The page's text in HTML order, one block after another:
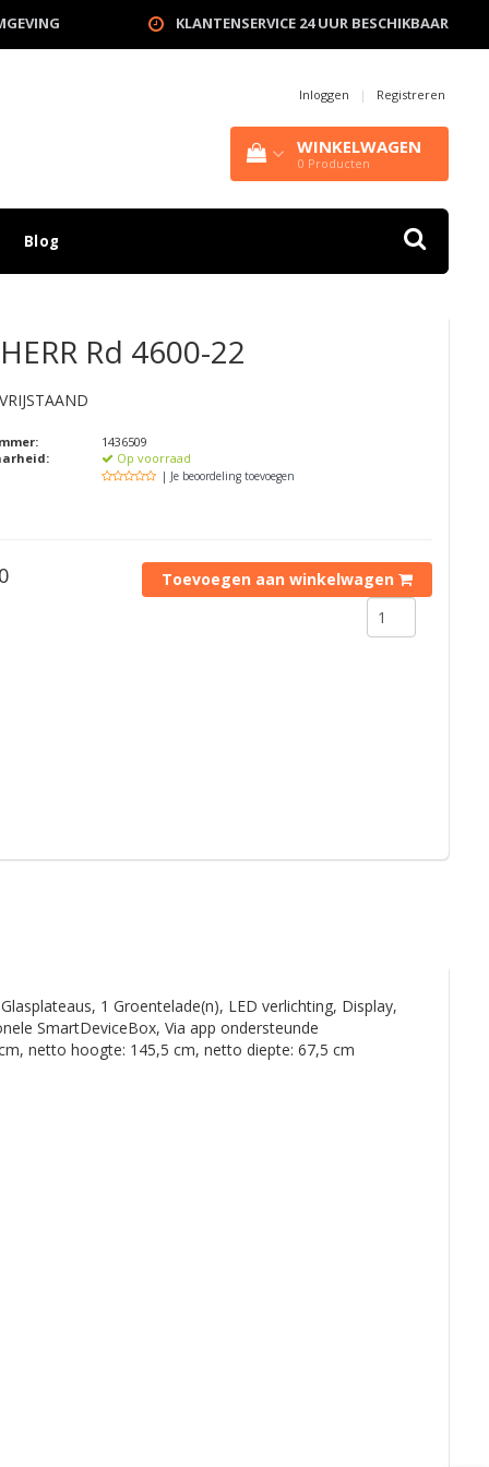
KLANTENSERVICE 24 UUR BESCHIKBAAR
Inloggen | Registreren
WINKELWAGEN
0 Producten
Blog
Rd 4600-22
1436509
Op voorraad
| Je beoordeling toevoegen
Toevoegen aan winkelwagen
1 Groentelade(n), LED verlichting, Display,
SmartDeviceBox, Via app ondersteunde
netto hoogte: 145,5 cm, netto diepte: 67,5 cm